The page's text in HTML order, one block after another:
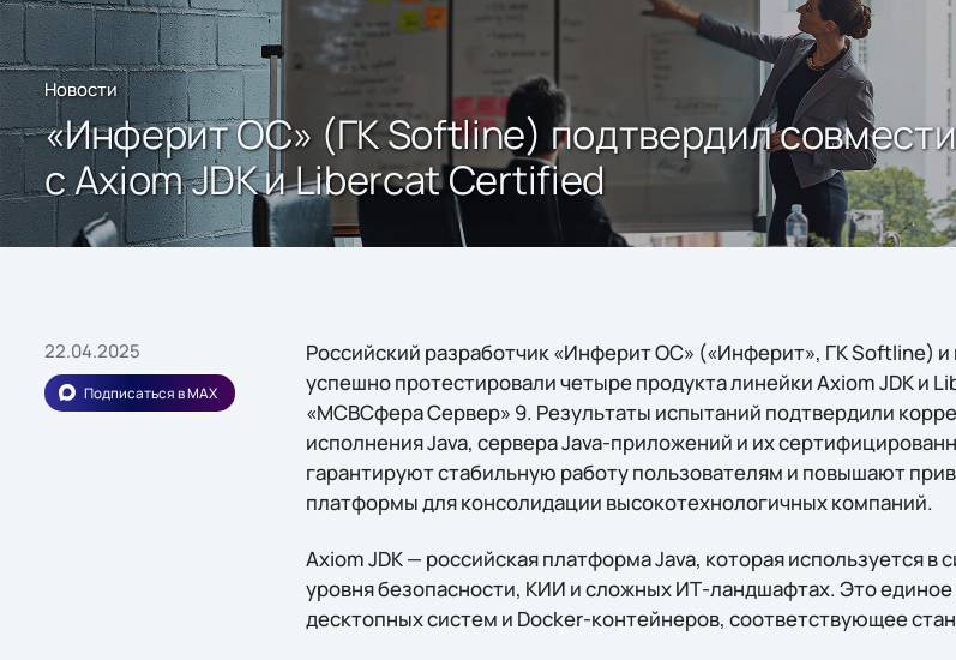
Новости
«Инферит ОС» (ГК Softline) подтвердил
с Axiom JDK и Liberсat Certified
22.04.2025
Подписаться в MAX
Российский разработчик «Инферит ОС» («Инферит», ГК Softline)
успешно протестировали четыре продукта линейки Axiom JDK и
«МСВСфера Сервер» 9. Результаты испытаний подтвердили
исполнения Java, сервера Java-приложений и их
гарантируют стабильную работу пользователям и повышают
платформы для консолидации высокотехнологичных компаний.
Axiom JDK — российская платформа Java, которая используется
уровня безопасности, КИИ и сложных ИТ-ландшафтах. Это
десктопных систем и Docker-контейнеров, соответствующее